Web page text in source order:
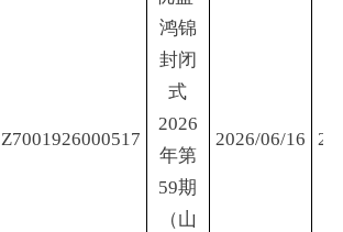
Z7001926000517
鸿锦
封闭
式
2026
年第
59期
（山
2026/06/16